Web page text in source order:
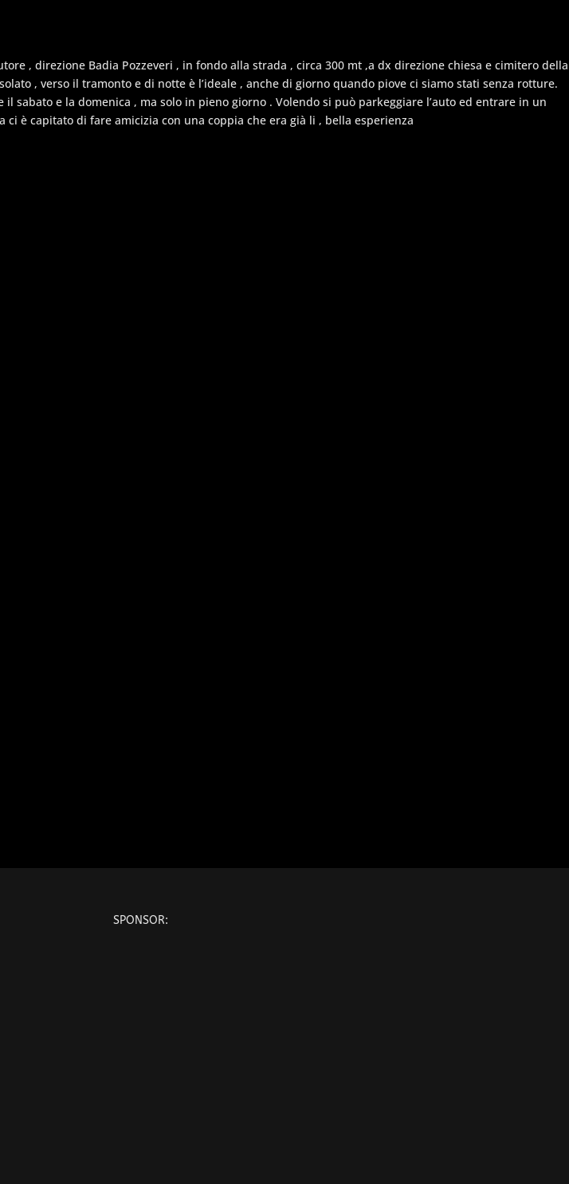
, direzione Badia Pozzeveri , in fondo alla strada , circa 300 mt ,a dx direzione chiesa e cimitero della
, verso il tramonto e di notte è l’ideale , anche di giorno quando piove ci siamo stati senza rotture.
e la domenica , ma solo in pieno giorno . Volendo si può parkeggiare l’auto ed entrare in un
è capitato di fare amicizia con una coppia che era già li , bella esperienza
SPONSOR: